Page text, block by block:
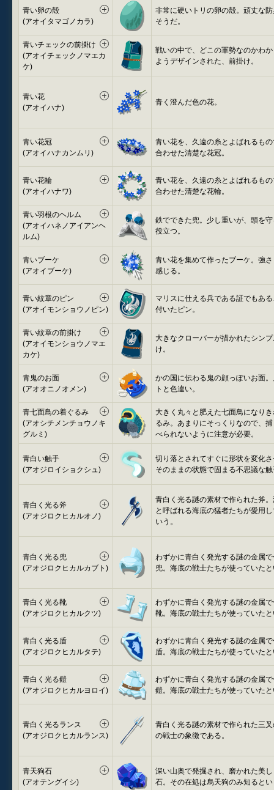
青い卵の殻
(アオイタマゴノカラ)
非常に硬いトリの卵の殻。頑丈な
そうだ。
青いチェックの前掛け
(アオイチェックノマエカ
ケ)
戦いの中で、どこの軍勢なのかわ
ようデザインされた、前掛け。
青い花
(アオイハナ)
青く澄んだ色の花。
青い花冠
(アオイハナカンムリ)
青い花を、久遠の糸とよばれるも
合わせた清楚な花冠。
青い花輪
(アオイハナワ)
青い花を、久遠の糸とよばれるも
合わせた清楚な花輪。
青い羽根のヘルム
(アオイハネノアイアンヘ
ルム)
鉄でできた兜。少し重いが、頭を
役立つ。
青いブーケ
(アオイブーケ)
青い花を集めて作ったブーケ。強
感じる。
青い紋章のピン
(アオイモンショウノピン)
マリスに仕える兵である証でもあ
付いたピン。
青い紋章の前掛け
(アオイモンショウノマエ
カケ)
大きなクローバーが描かれたシン
け。
青鬼のお面
(アオオニノオメン)
かの国に伝わる鬼の顔っぽいお面
トと色違い。
青七面鳥の着ぐるみ
(アオシチメンチョウノキ
グルミ)
大きく丸々と肥えた七面鳥になり
るみ。あまりにそっくりなので、
べられないように注意が必要。
青白い触手
(アオジロイショクシュ)
切り落とされてすぐに形状を変化
そのままの状態で固まる不思議な
青白く光る斧
(アオジロクヒカルオノ)
青白く光る謎の素材で作られた斧
と呼ばれる海底の猛者たちが愛用
いう。
青白く光る兜
(アオジロクヒカルカブト)
わずかに青白く発光する謎の金属
兜。海底の戦士たちが使っていた
青白く光る靴
(アオジロクヒカルクツ)
わずかに青白く発光する謎の金属
靴。海底の戦士たちが使っていた
青白く光る盾
(アオジロクヒカルタテ)
わずかに青白く発光する謎の金属
盾。海底の戦士たちが使っていた
青白く光る鎧
(アオジロクヒカルヨロイ)
わずかに青白く発光する謎の金属
鎧。海底の戦士たちが使っていた
青白く光るランス
(アオジロクヒカルランス)
青白く光る謎の素材で作られた三
の戦士の象徴である。
青天狗石
(アオテングイシ)
深い山奥で発掘され、磨かれた美
石。その在処は烏天狗のみ知ると